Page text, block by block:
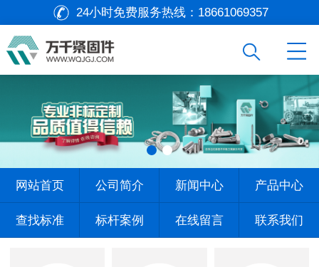
24小时免费服务热线： 18661069357
网站首页 公司简介 新闻中心 产品中心
查找标准 标杆案例 在线留言 联系我们